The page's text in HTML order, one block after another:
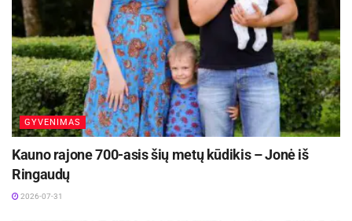
GYVENIMAS
Kauno rajone 700-asis šių metų kūdikis – Jonė iš
Ringaudų
2026-07-31